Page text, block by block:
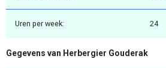
Uren per week: 24
Gegevens van Herbergier Gouderak